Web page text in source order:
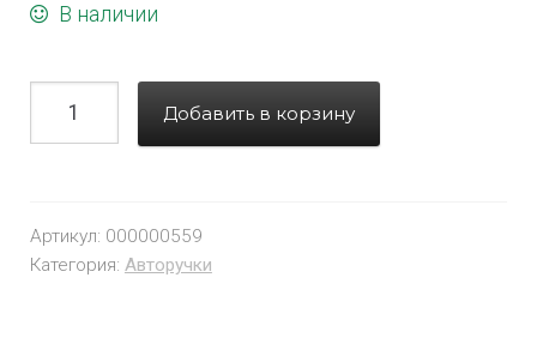
В наличии
Добавить в корзину
Артикул: 000000559
Категория: Авторучки